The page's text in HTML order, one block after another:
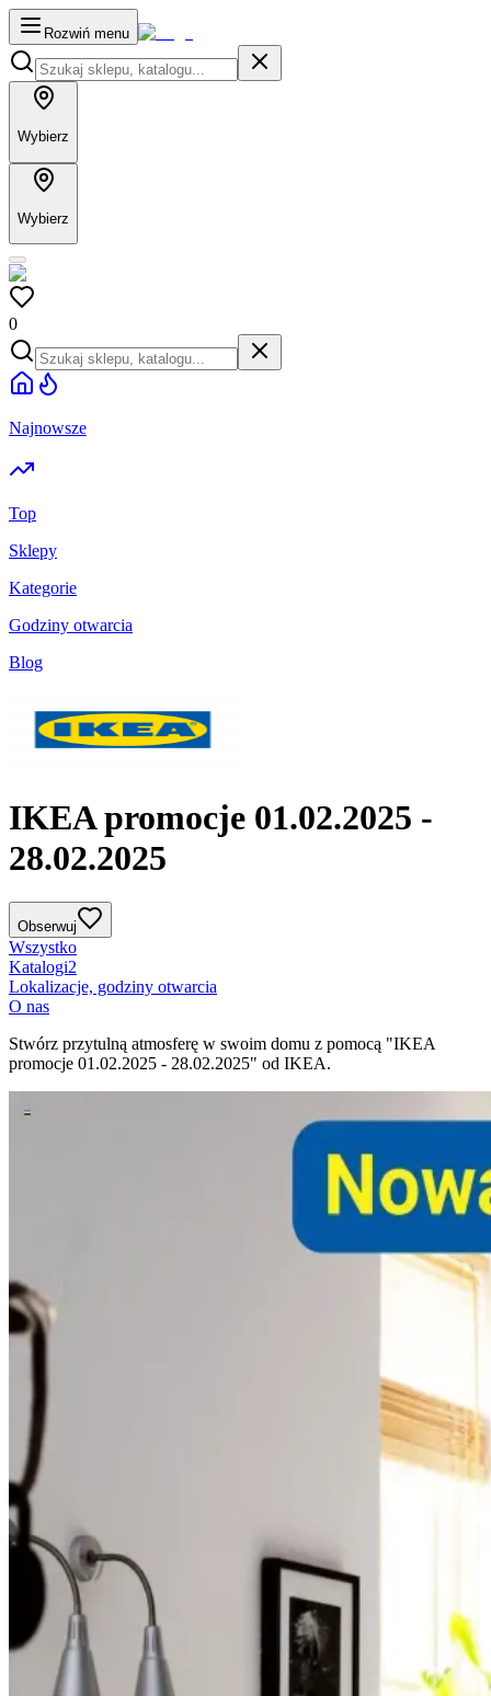
Rozwiń menu
Wybierz
Wybierz
0
Najnowsze
Top
Sklepy
Kategorie
Godziny otwarcia
Blog
IKEA promocje 01.02.2025 -
28.02.2025
Obserwuj
Wszystko
Katalogi2
Lokalizacje, godziny otwarcia
O nas
Stwórz przytulną atmosferę w swoim domu z pomocą "IKEA
promocje 01.02.2025 - 28.02.2025" od IKEA.